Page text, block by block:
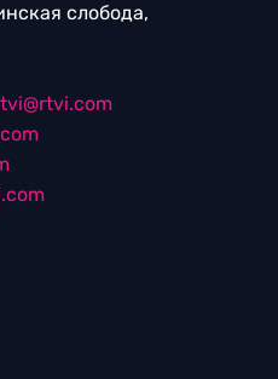
слобода,